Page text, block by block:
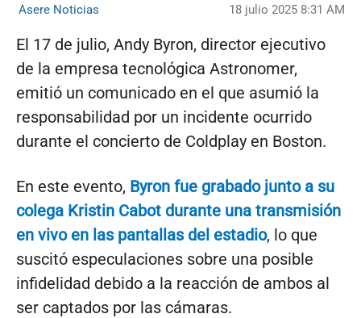
Asere Noticias 18 julio 2025 8:31 AM
El 17 de julio, Andy Byron, director ejecutivo
de la empresa tecnológica Astronomer,
emitió un comunicado en el que asumió la
responsabilidad por un incidente ocurrido
durante el concierto de Coldplay en Boston.
En este evento, Byron fue grabado junto a su
colega Kristin Cabot durante una transmisión
en vivo en las pantallas del estadio, lo que
suscitó especulaciones sobre una posible
infidelidad debido a la reacción de ambos al
ser captados por las cámaras.